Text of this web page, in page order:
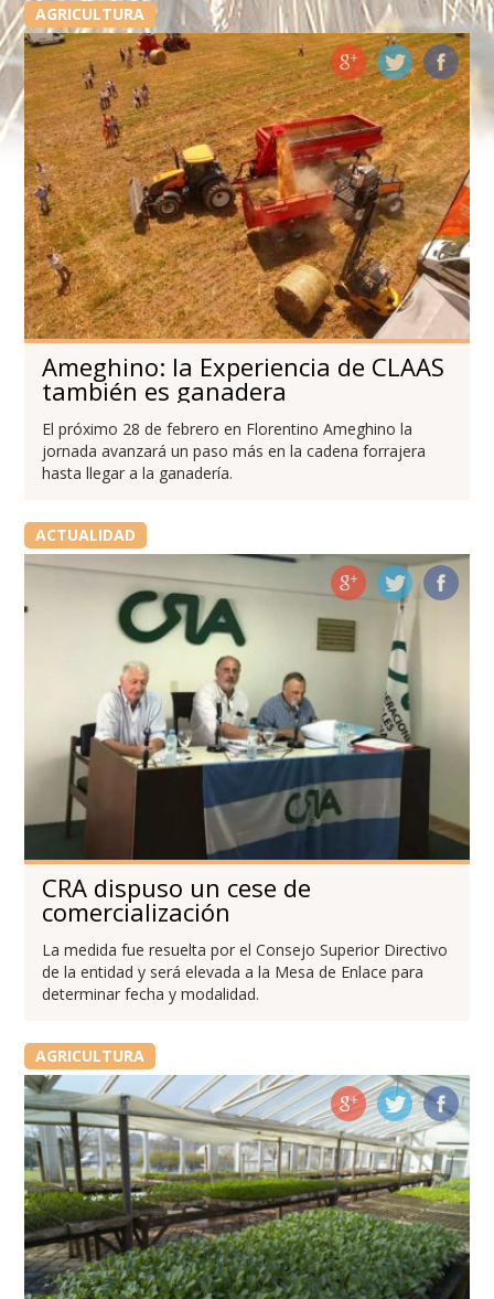
AGRICULTURA
Ameghino: la Experiencia de CLAAS
también es ganadera
El próximo 28 de febrero en Florentino Ameghino la
jornada avanzará un paso más en la cadena forrajera
hasta llegar a la ganadería.
ACTUALIDAD
CRA dispuso un cese de
comercialización
La medida fue resuelta por el Consejo Superior Directivo
de la entidad y será elevada a la Mesa de Enlace para
determinar fecha y modalidad.
AGRICULTURA